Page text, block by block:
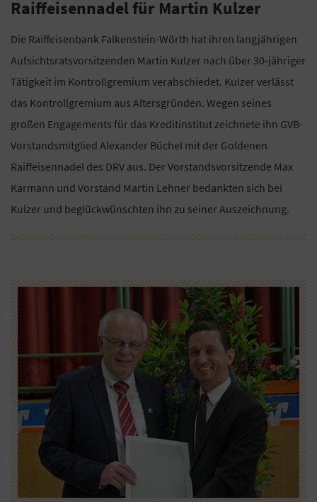
Raiffeisennadel für Martin Kulzer
Die Raiffeisenbank Falkenstein-Wörth hat ihren langjährigen
Aufsichtsratsvorsitzenden Martin Kulzer nach über 30-jähriger
Tätigkeit im Kontrollgremium verabschiedet. Kulzer verlässt
das Kontrollgremium aus Altersgründen. Wegen seines
großen Engagements für das Kreditinstitut zeichnete ihn GVB-
Vorstandsmitglied Alexander Büchel mit der Goldenen
Raiffeisennadel des DRV aus. Der Vorstandsvorsitzende Max
Karmann und Vorstand Martin Lehner bedankten sich bei
Kulzer und beglückwünschten ihn zu seiner Auszeichnung.